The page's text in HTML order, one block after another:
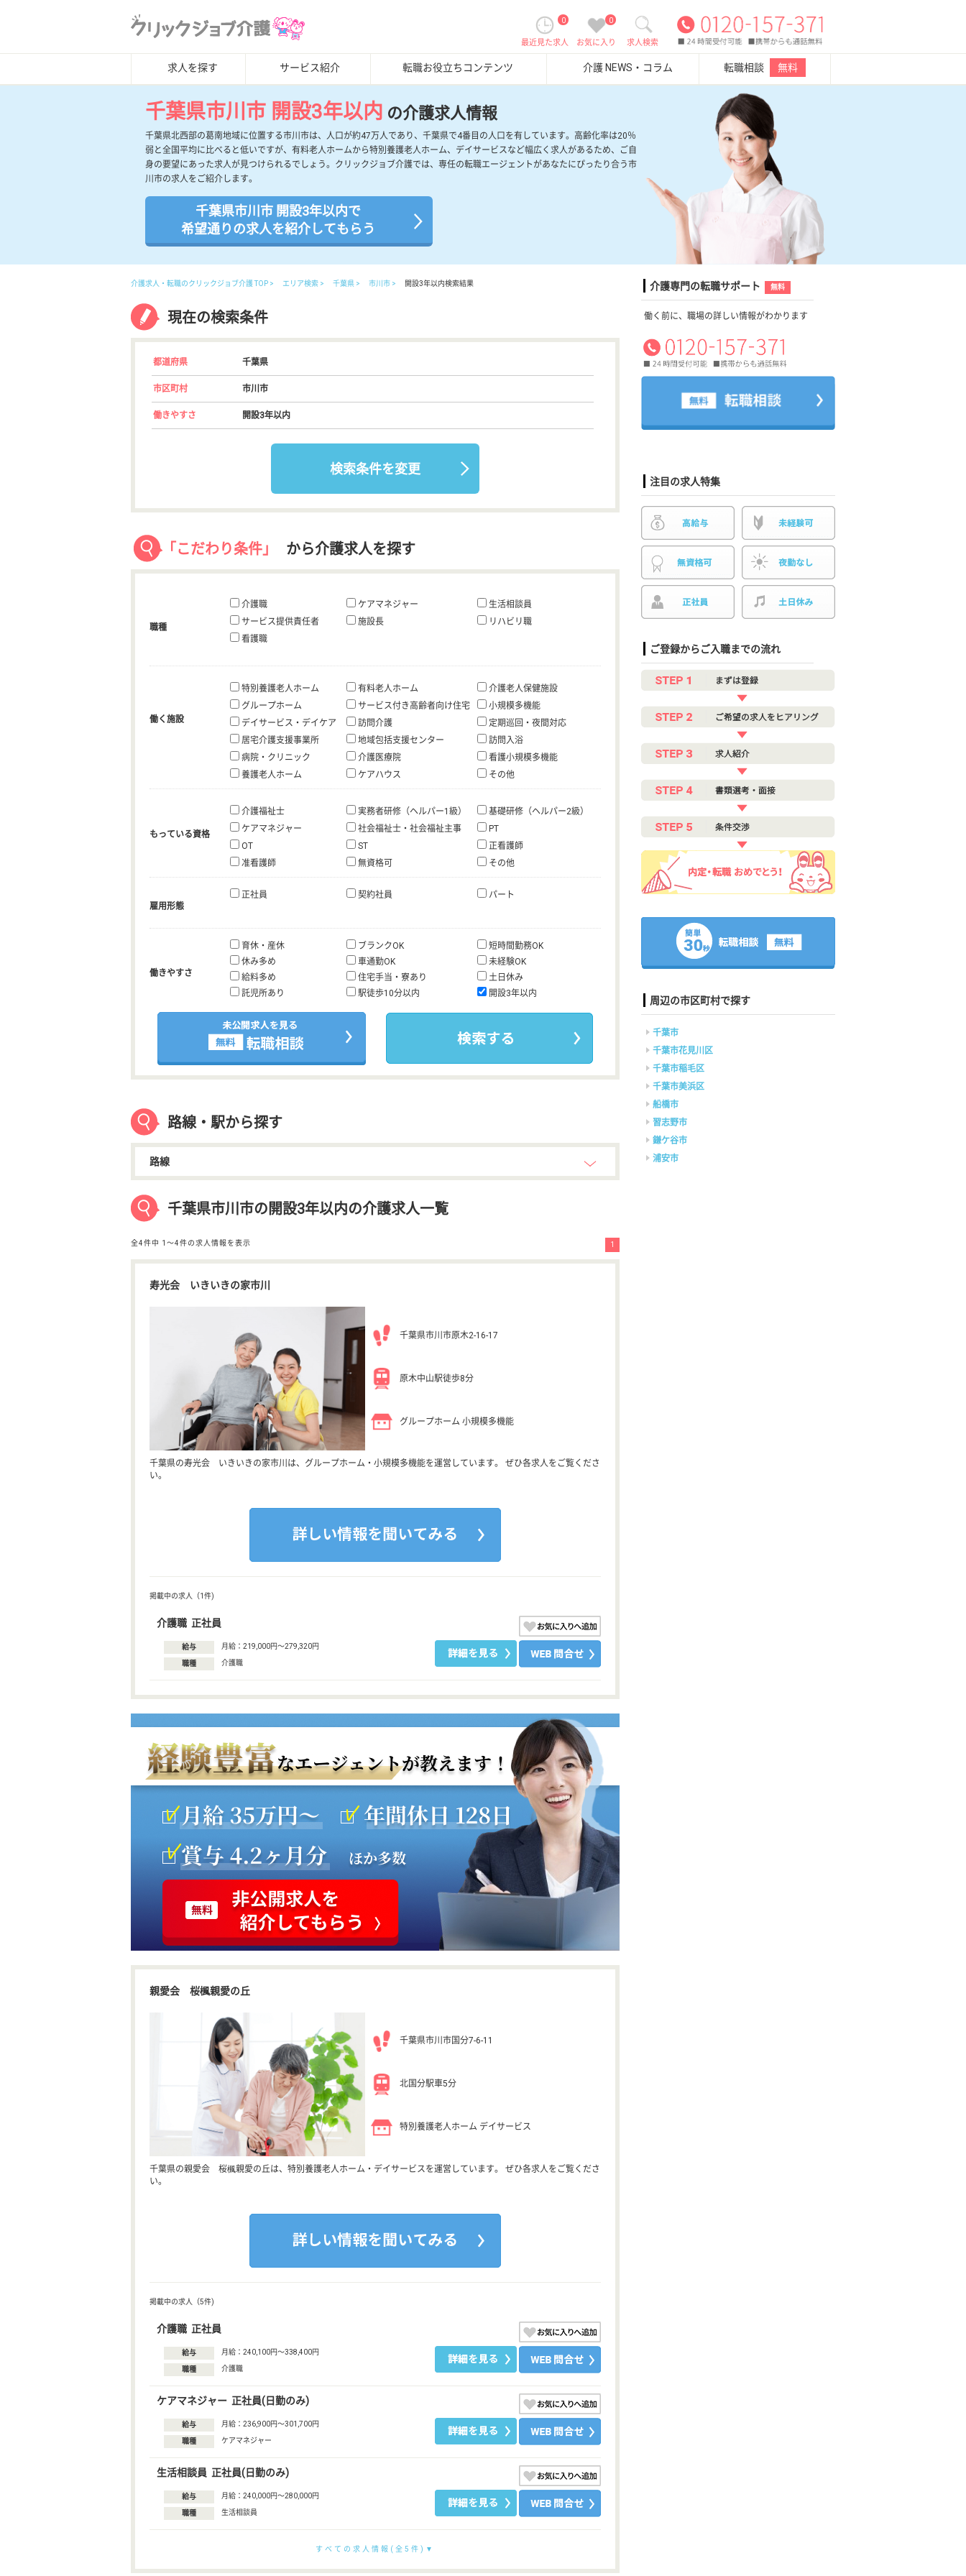
求人検索
0
お気に入り
0
最近見た求人
求人を探す サービス紹介 転職お役立ちコンテンツ 介護 NEWS・コラム 転職相談 無料
千葉県市川市 開設3年以内 の介護求人情報
千葉県北西部の葛南地域に位置する市川市は、人口が約47万人であり、千葉県で4番目の人口を有しています。高齢化率は20％
弱と全国平均に比べると低いですが、有料老人ホームから特別養護老人ホーム、デイサービスなど幅広く求人があるため、ご自
身の要望にあった求人が見つけられるでしょう。クリックジョブ介護では、専任の転職エージェントがあなたにぴったり合う市
川市の求人をご紹介します。
千葉県市川市 開設3年以内で
希望通りの求人を紹介してもらう
介護求人・転職のクリックジョブ介護 TOP エリア検索 千葉県 市川市 開設3年以内検索結果
現在の検索条件
都道府県 千葉県
市区町村 市川市
働きやすさ 開設3年以内
検索条件を変更
「こだわり条件」 から介護求人を探す
職種
介護職 ケアマネジャー
生活相談員
サービス提供責任者
施設長
リハビリ職
看護職
働く施設
特別養護老人ホーム 有料老人ホーム
介護老人保健施設
グループホーム
サービス付き高齢者向け住宅
小規模多機能
デイサービス・デイケア
訪問介護
定期巡回・夜間対応
居宅介護支援事業所
地域包括支援センター
訪問入浴
病院・クリニック
介護医療院
看護小規模多機能
養護老人ホーム
ケアハウス その他
もっている資格
介護福祉士 実務者研修（ヘルパー1級）
基礎研修（ヘルパー2級）
ケアマネジャー
社会福祉士・社会福祉主事
PT
OT
ST
正看護師
准看護師
無資格可 その他
雇用形態
正社員 契約社員 パート
働きやすさ
育休・産休 ブランクOK
短時間勤務OK
休み多め
車通勤OK
未経験OK
給料多め
住宅手当・寮あり
土日休み
託児所あり
駅徒歩10分以内 開設3年以内
路線・駅から探す
路線
千葉県市川市の開設3年以内の介護求人一覧
全4件中 1〜4件の求人情報を表示 1
寿光会 いきいきの家市川
千葉県市川市原木2-16-17
原木中山駅徒歩8分
グループホーム 小規模多機能
千葉県の寿光会 いきいきの家市川は、グループホーム・小規模多機能を運営しています。 ぜひ各求人をご覧くださ
い。
掲載中の求人（1件)
介護職 正社員
給与 月給：219,000円〜279,320円
職種 介護職
親愛会 桜楓親愛の丘
千葉県市川市国分7-6-11
北国分駅車5分
特別養護老人ホーム デイサービス
千葉県の親愛会 桜楓親愛の丘は、特別養護老人ホーム・デイサービスを運営しています。 ぜひ各求人をご覧くださ
い。
掲載中の求人（5件)
介護職 正社員
給与 月給：240,100円〜338,400円
職種 介護職
ケアマネジャー 正社員(日勤のみ)
給与 月給：236,900円〜301,700円
職種 ケアマネジャー
生活相談員 正社員(日勤のみ)
給与 月給：240,000円〜280,000円
職種 生活相談員
すべての求人情報(全5件)
介護専門の転職サポート 無料
働く前に、職場の詳しい情報がわかります
注目の求人特集
ご登録からご入職までの流れ
周辺の市区町村で探す
千葉市
千葉市花見川区
千葉市稲毛区
千葉市美浜区
船橋市
習志野市
鎌ケ谷市
浦安市